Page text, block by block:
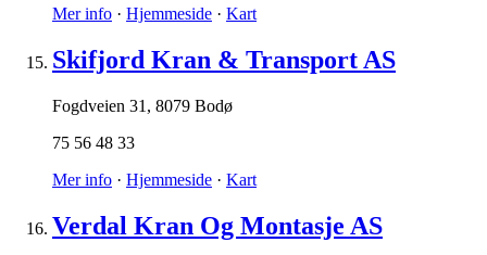
Mer info · Hjemmeside · Kart
Skifjord Kran & Transport AS
Fogdveien 31 , 8079 Bodø
75 56 48 33
Mer info · Hjemmeside · Kart
Verdal Kran Og Montasje AS